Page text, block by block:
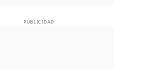
PUBLICIDAD